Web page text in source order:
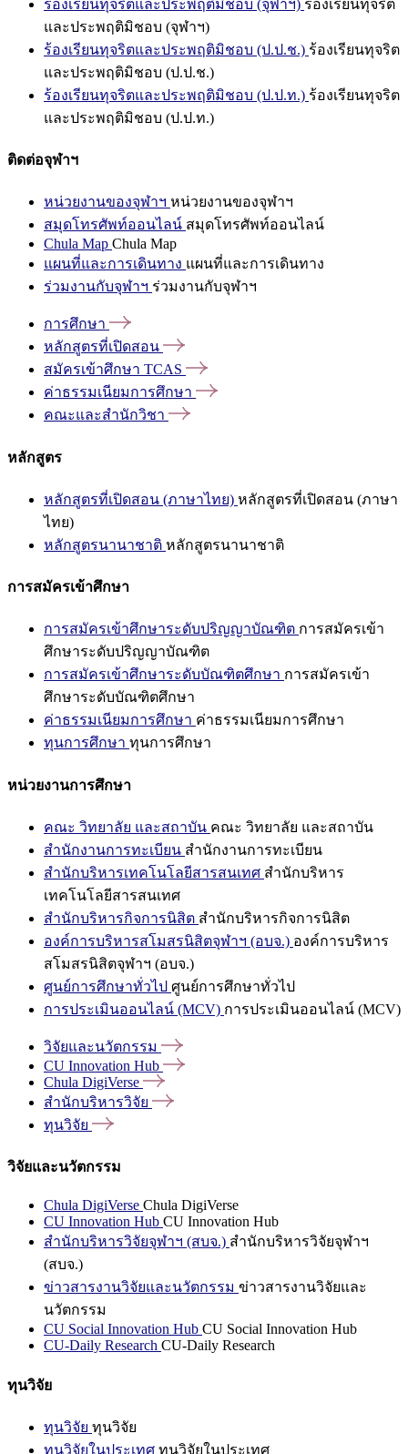
ร้องเรียนทุจริตและประพฤติมิชอบ (จุฬาฯ) ร้องเรียนทุจริต
และประพฤติมิชอบ (จุฬาฯ)
ร้องเรียนทุจริตและประพฤติมิชอบ (ป.ป.ช.) ร้องเรียนทุจริต
และประพฤติมิชอบ (ป.ป.ช.)
ร้องเรียนทุจริตและประพฤติมิชอบ (ป.ป.ท.) ร้องเรียนทุจริต
และประพฤติมิชอบ (ป.ป.ท.)
ติดต่อจุฬาฯ
หน่วยงานของจุฬาฯ หน่วยงานของจุฬาฯ
สมุดโทรศัพท์ออนไลน์ สมุดโทรศัพท์ออนไลน์
Chula Map Chula Map
แผนที่และการเดินทาง แผนที่และการเดินทาง
ร่วมงานกับจุฬาฯ ร่วมงานกับจุฬาฯ
การศึกษา
หลักสูตรที่เปิดสอน
สมัครเข้าศึกษา TCAS
ค่าธรรมเนียมการศึกษา
คณะและสำนักวิชา
หลักสูตร
หลักสูตรที่เปิดสอน (ภาษาไทย) หลักสูตรที่เปิดสอน (ภาษา
ไทย)
หลักสูตรนานาชาติ หลักสูตรนานาชาติ
การสมัครเข้าศึกษา
การสมัครเข้าศึกษาระดับปริญญาบัณฑิต การสมัครเข้า
ศึกษาระดับปริญญาบัณฑิต
การสมัครเข้าศึกษาระดับบัณฑิตศึกษา การสมัครเข้า
ศึกษาระดับบัณฑิตศึกษา
ค่าธรรมเนียมการศึกษา ค่าธรรมเนียมการศึกษา
ทุนการศึกษา ทุนการศึกษา
หน่วยงานการศึกษา
คณะ วิทยาลัย และสถาบัน คณะ วิทยาลัย และสถาบัน
สำนักงานการทะเบียน สำนักงานการทะเบียน
สำนักบริหารเทคโนโลยีสารสนเทศ สำนักบริหาร
เทคโนโลยีสารสนเทศ
สำนักบริหารกิจการนิสิต สำนักบริหารกิจการนิสิต
องค์การบริหารสโมสรนิสิตจุฬาฯ (อบจ.) องค์การบริหาร
สโมสรนิสิตจุฬาฯ (อบจ.)
ศูนย์การศึกษาทั่วไป ศูนย์การศึกษาทั่วไป
การประเมินออนไลน์ (MCV) การประเมินออนไลน์ (MCV)
วิจัยและนวัตกรรม
CU Innovation Hub
Chula DigiVerse
สำนักบริหารวิจัย
ทุนวิจัย
วิจัยและนวัตกรรม
Chula DigiVerse Chula DigiVerse
CU Innovation Hub CU Innovation Hub
สำนักบริหารวิจัยจุฬาฯ (สบจ.) สำนักบริหารวิจัยจุฬาฯ
(สบจ.)
ข่าวสารงานวิจัยและนวัตกรรม ข่าวสารงานวิจัยและ
นวัตกรรม
CU Social Innovation Hub CU Social Innovation Hub
CU-Daily Research CU-Daily Research
ทุนวิจัย
ทุนวิจัย ทุนวิจัย
ทุนวิจัยในประเทศ ทุนวิจัยในประเทศ